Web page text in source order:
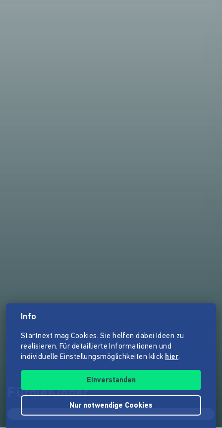
FürdieKinder
Info
Startnext mag Cookies. Sie helfen dabei Ideen zu
realisieren. Für detaillierte Informationen und
individuelle Einstellungsmöglichkeiten klick hier.
Einverstanden
Nur notwendige Cookies